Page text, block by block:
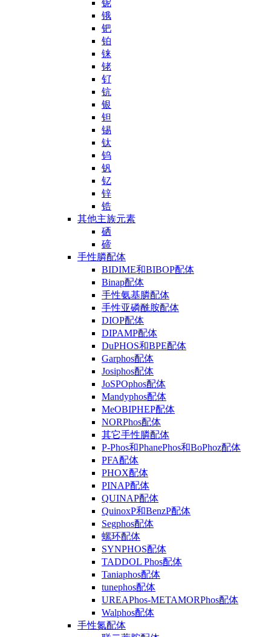
铌
锇
钯
铂
铼
铑
钌
钪
银
钽
锡
钛
钨
钒
钇
锌
锆
其他主族元素
硒
碲
手性膦配体
BIDIME和BIBOP配体
Binap配体
手性氨基膦配体
手性亚磷酰胺配体
DIOP配体
DIPAMP配体
DuPHOS和BPE配体
Garphos配体
Josiphos配体
JoSPOphos配体
Mandyphos配体
MeOBIPHEP配体
NORPhos配体
其它手性膦配体
P-Phos和PhanePhos和BoPhoz配体
PFA配体
PHOX配体
PINAP配体
QUINAP配体
QuinoxP和BenzP配体
Segphos配体
螺环配体
SYNPHOS配体
TADDOL Phos配体
Taniaphos配体
tunephos配体
UREAPhos-METAMORPhos配体
Walphos配体
手性氮配体